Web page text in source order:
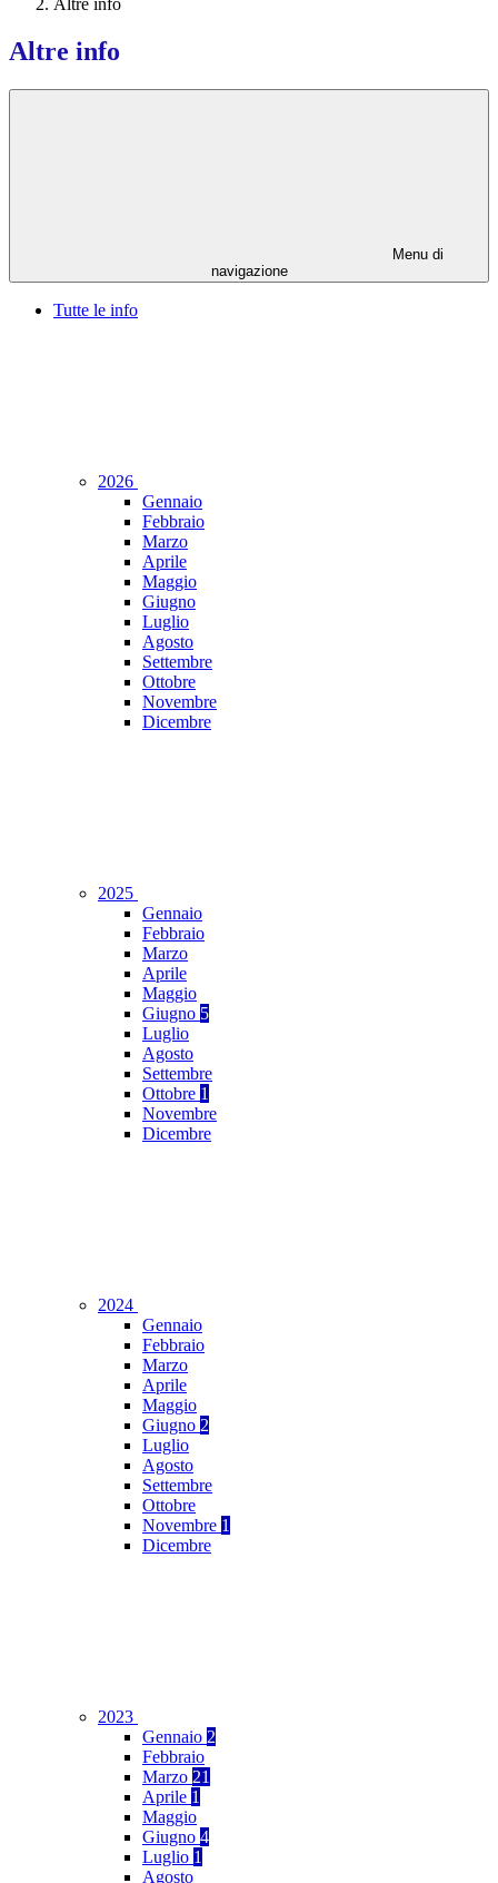
Altre info
Altre info
Menu di
navigazione
Tutte le info
2026
Gennaio
Febbraio
Marzo
Aprile
Maggio
Giugno
Luglio
Agosto
Settembre
Ottobre
Novembre
Dicembre
2025
Gennaio
Febbraio
Marzo
Aprile
Maggio
Giugno 5
Luglio
Agosto
Settembre
Ottobre 1
Novembre
Dicembre
2024
Gennaio
Febbraio
Marzo
Aprile
Maggio
Giugno 2
Luglio
Agosto
Settembre
Ottobre
Novembre 1
Dicembre
2023
Gennaio 2
Febbraio
Marzo 21
Aprile 1
Maggio
Giugno 4
Luglio 1
Agosto